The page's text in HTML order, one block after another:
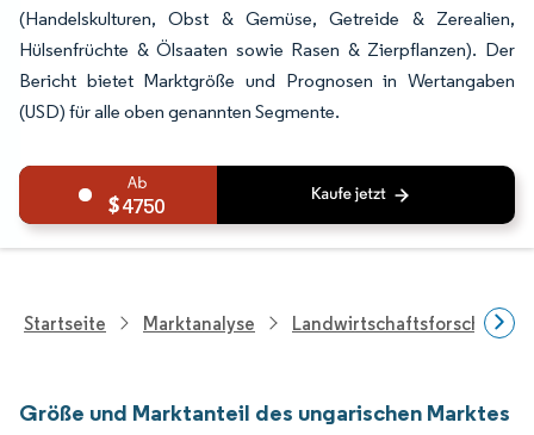
(Handelskulturen, Obst & Gemüse, Getreide & Zerealien,
Hülsenfrüchte & Ölsaaten sowie Rasen & Zierpflanzen). Der
Bericht bietet Marktgröße und Prognosen in Wertangaben
(USD) für alle oben genannten Segmente.
4750
Startseite Marktanalyse Landwirtschaftsforschung
Größe und Marktanteil des ungarischen Marktes